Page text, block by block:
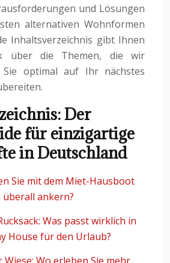
und Lösungen
alternativen Wohnformen
Inhaltsverzeichnis gibt Ihnen
über die Themen, die wir
Sie optimal auf Ihr nächstes
Der
für einzigartige
in Deutschland
Sie mit dem Miet-Hausboot
ankern?
Was passt wirklich in
House für den Urlaub?